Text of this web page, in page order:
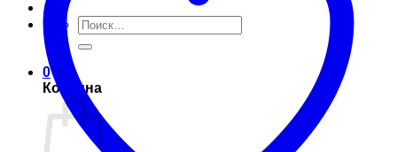
Искать:
0
Корзина